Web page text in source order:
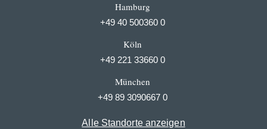
Hamburg
+49 40 500360 0
Köln
+49 221 33660 0
München
+49 89 3090667 0
Alle Standorte anzeigen